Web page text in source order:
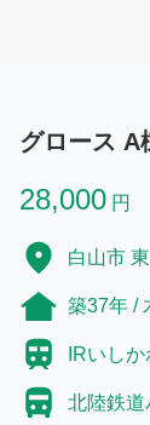
グロース A
28,000 円
白山市
築37年 /
IRいし
北陸鉄道